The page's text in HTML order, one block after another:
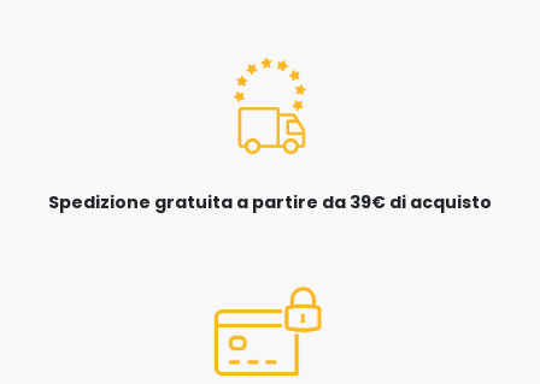
Spedizione gratuita a partire da 39€ di acquisto